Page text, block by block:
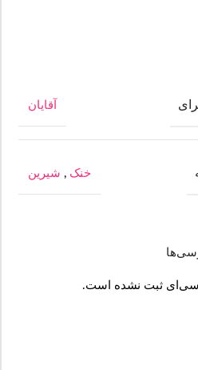
آقایان
خنک , شیرین
ثبت نشده است.